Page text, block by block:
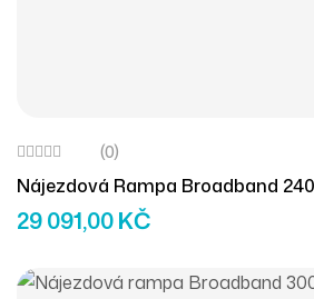
(0)
Nájezdová Rampa Broadband
Délku A Šířku, Dvoudílná
29 091,00KČ